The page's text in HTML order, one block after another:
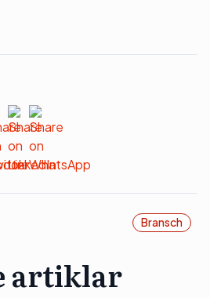
Bransch
artiklar